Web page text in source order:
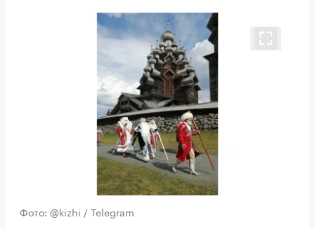
Фото: @kizhi / Telegram